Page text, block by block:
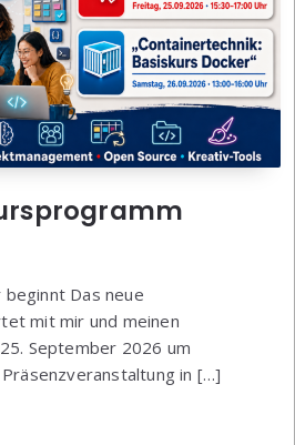
Das neue
mit mir und meinen
September 2026 um
in […]